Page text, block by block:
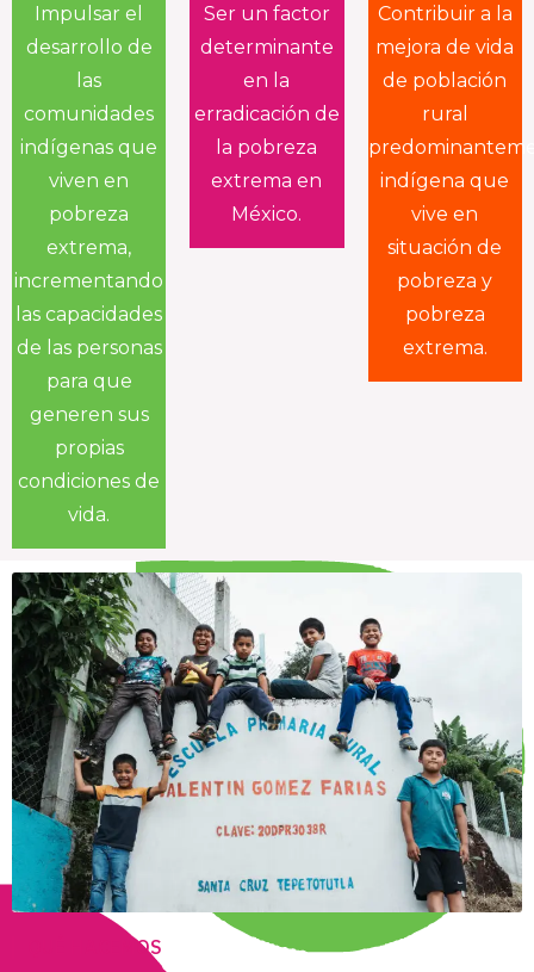
Impulsar el
desarrollo de
las
comunidades
indígenas que
viven en
pobreza
extrema,
incrementando
las capacidades
de las personas
para que
generen sus
propias
condiciones de
vida.
Ser un factor
determinante
en la
erradicación de
la pobreza
extrema en
México.
Contribuir a la
mejora de vida
de población
rural
indígena que
vive en
situación de
pobreza y
pobreza
extrema.
QUÉ HACEMOS